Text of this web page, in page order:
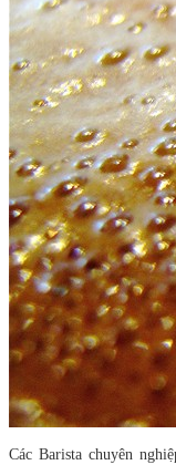
Các Barista chuyên